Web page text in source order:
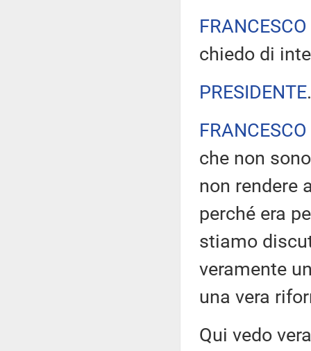
chiedo di
PRESIDENTE
che non
non rendere
perché era
stiamo
veramente
una vera
Qui vedo